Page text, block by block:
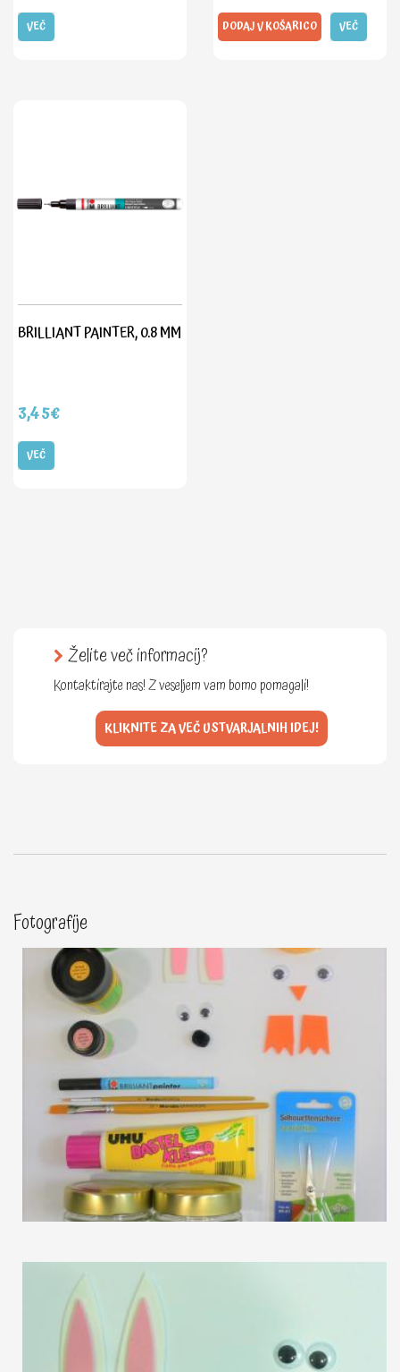
VEČ DODAJ V KOŠARICO VEČ
BRILLIANT PAINTER, 0.8 MM
3,45€
VEČ
Želite več informacij?
Kontaktirajte nas! Z veseljem vam bomo pomagali!
KLIKNITE ZA VEČ USTVARJALNIH IDEJ!
Fotografije